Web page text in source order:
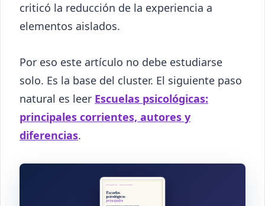
criticó la reducción de la experiencia a
elementos aislados.
Por eso este artículo no debe estudiarse
solo. Es la base del cluster. El siguiente paso
natural es leer Escuelas psicológicas:
principales corrientes, autores y
diferencias.